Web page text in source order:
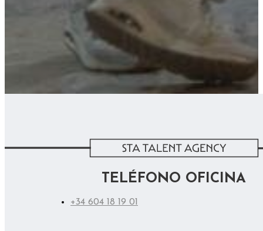
TELÉFONO OFICINA
+34 604 18 19 01